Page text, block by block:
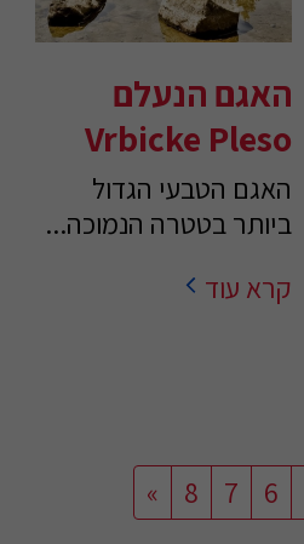
האגם הנעלם
Vrbicke Pleso
האגם הטבעי הגדול
ביותר בטטרה הנמוכה...
קרא עוד
6
7
8
»